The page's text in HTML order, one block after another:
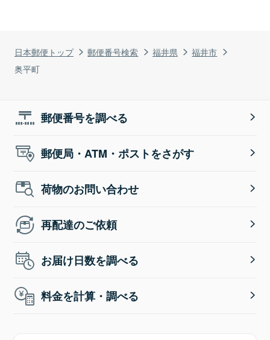
日本郵便トップ 郵便番号検索 福井県
福井市
奥平町
郵便番号を調べる
郵便局・ATM・ポストをさがす
荷物のお問い合わせ
再配達のご依頼
お届け日数を調べる
料金を計算・調べる